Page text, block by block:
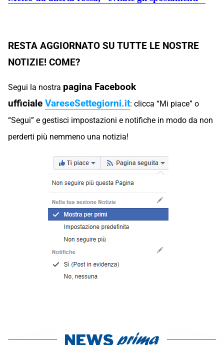
RESTA AGGIORNATO SU TUTTE LE NOSTRE
NOTIZIE! COME?
Segui la nostra pagina Facebook
ufficiale VareseSettegiorni.it: clicca “Mi piace” o
“Segui” e gestisci impostazioni e notifiche in modo da non
perderti più nemmeno una notizia!